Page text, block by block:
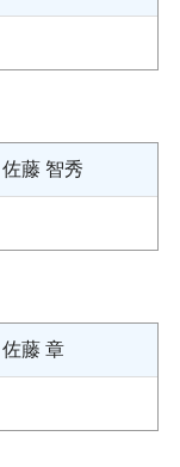
藤 智秀
藤 章